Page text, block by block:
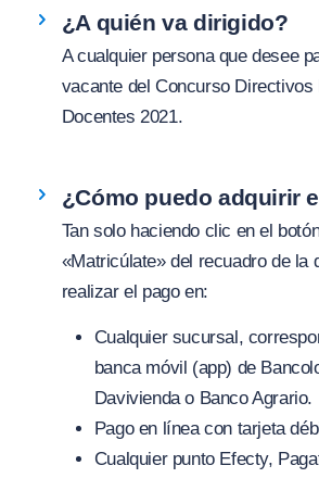
¿A quién va dirigido?
A cualquier persona que desee
vacante del Concurso Directivos
Docentes 2021.
¿Cómo puedo adquirir
Tan solo haciendo clic en el
«Matricúlate» del recuadro de la
realizar el pago en:
Cualquier sucursal,
banca móvil (app) de
Davivienda o Banco Agrario.
Pago en línea con tarjeta
Cualquier punto Efecty,